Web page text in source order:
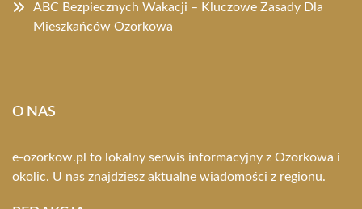
ABC Bezpiecznych Wakacji – Kluczowe Zasady Dla
Mieszkańców Ozorkowa
O NAS
e-ozorkow.pl to lokalny serwis informacyjny z Ozorkowa i
okolic. U nas znajdziesz aktualne wiadomości z regionu.